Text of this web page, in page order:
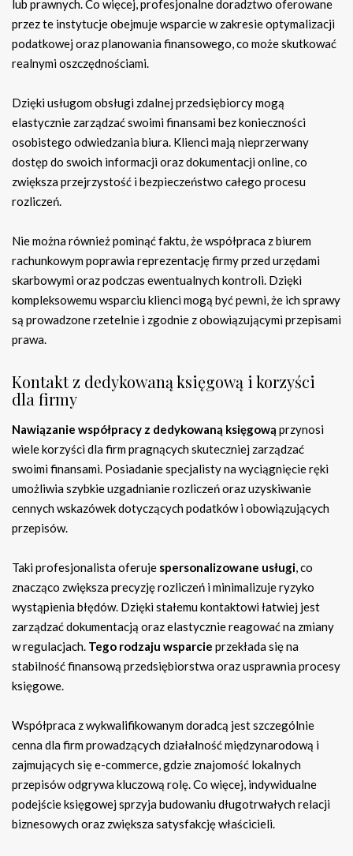
lub prawnych. Co więcej, profesjonalne doradztwo oferowane
przez te instytucje obejmuje wsparcie w zakresie optymalizacji
podatkowej oraz planowania finansowego, co może skutkować
realnymi oszczędnościami.
Dzięki usługom obsługi zdalnej przedsiębiorcy mogą
elastycznie zarządzać swoimi finansami bez konieczności
osobistego odwiedzania biura. Klienci mają nieprzerwany
dostęp do swoich informacji oraz dokumentacji online, co
zwiększa przejrzystość i bezpieczeństwo całego procesu
rozliczeń.
Nie można również pominąć faktu, że współpraca z biurem
rachunkowym poprawia reprezentację firmy przed urzędami
skarbowymi oraz podczas ewentualnych kontroli. Dzięki
kompleksowemu wsparciu klienci mogą być pewni, że ich sprawy
są prowadzone rzetelnie i zgodnie z obowiązującymi przepisami
prawa.
Kontakt z dedykowaną księgową i korzyści
dla firmy
Nawiązanie współpracy z dedykowaną księgową przynosi
wiele korzyści dla firm pragnących skuteczniej zarządzać
swoimi finansami. Posiadanie specjalisty na wyciągnięcie ręki
umożliwia szybkie uzgadnianie rozliczeń oraz uzyskiwanie
cennych wskazówek dotyczących podatków i obowiązujących
przepisów.
Taki profesjonalista oferuje spersonalizowane usługi, co
znacząco zwiększa precyzję rozliczeń i minimalizuje ryzyko
wystąpienia błędów. Dzięki stałemu kontaktowi łatwiej jest
zarządzać dokumentacją oraz elastycznie reagować na zmiany
w regulacjach. Tego rodzaju wsparcie przekłada się na
stabilność finansową przedsiębiorstwa oraz usprawnia procesy
księgowe.
Współpraca z wykwalifikowanym doradcą jest szczególnie
cenna dla firm prowadzących działalność międzynarodową i
zajmujących się e-commerce, gdzie znajomość lokalnych
przepisów odgrywa kluczową rolę. Co więcej, indywidualne
podejście księgowej sprzyja budowaniu długotrwałych relacji
biznesowych oraz zwiększa satysfakcję właścicieli.